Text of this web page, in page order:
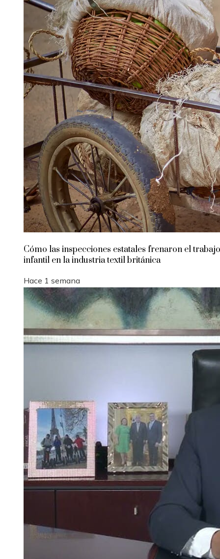
Cómo las inspecciones estatales frenaron el trabajo
infantil en la industria textil británica
Hace 1 semana